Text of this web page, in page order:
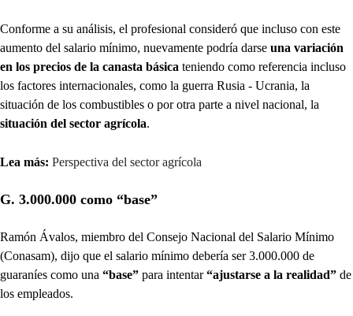
Conforme a su análisis, el profesional consideró que incluso con este
aumento del salario mínimo, nuevamente podría darse una variación
en los precios de la canasta básica teniendo como referencia incluso
los factores internacionales, como la guerra Rusia - Ucrania, la
situación de los combustibles o por otra parte a nivel nacional, la
situación del sector agrícola.
Lea más: Perspectiva del sector agrícola
G. 3.000.000 como “base”
Ramón Ávalos, miembro del Consejo Nacional del Salario Mínimo
(Conasam), dijo que el salario mínimo debería ser 3.000.000 de
guaraníes como una “base” para intentar“ajustarse a la realidad” de
los empleados.